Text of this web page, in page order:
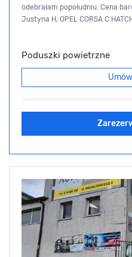
odebrałam popołudniu. Cena
Justyna H, OPEL CORSA C
Poduszki powietrzne